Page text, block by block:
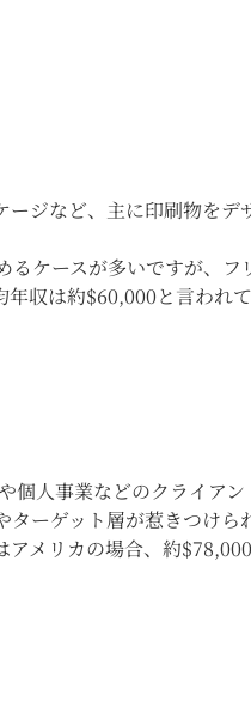
ジなど、主に印刷物をデ
るケースが多いですが、フ
年収は約$60,000と言われ
個人事業などのクライアン
ーゲット層が惹きつけら
メリカの場合、約